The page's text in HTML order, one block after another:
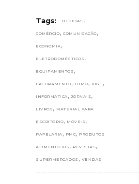
Tags: BEBIDAS ,
COMÉRCIO, COMUNICAÇÃO ,
ECONOMIA,
ELETRODOMÉSTICOS ,
EQUIPAMENTOS ,
FATURAMENTO , FUMO , IBGE ,
INFORMÁTICA , JORNAIS ,
LIVROS , MATERIAL PARA
ESCRITÓRIO, MÓVEIS ,
PAPELARIA , PMC, PRODUTOS
ALIMENTÍCIOS , REVISTAS ,
SUPERMERCADOS , VENDAS